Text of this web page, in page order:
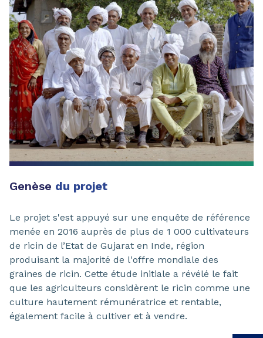
Genèse du projet
Le projet s'est appuyé sur une enquête de référence
menée en 2016 auprès de plus de 1 000 cultivateurs
de ricin de l’Etat de Gujarat en Inde, région
produisant la majorité de l'offre mondiale des
graines de ricin. Cette étude initiale a révélé le fait
que les agriculteurs considèrent le ricin comme une
culture hautement rémunératrice et rentable,
également facile à cultiver et à vendre.